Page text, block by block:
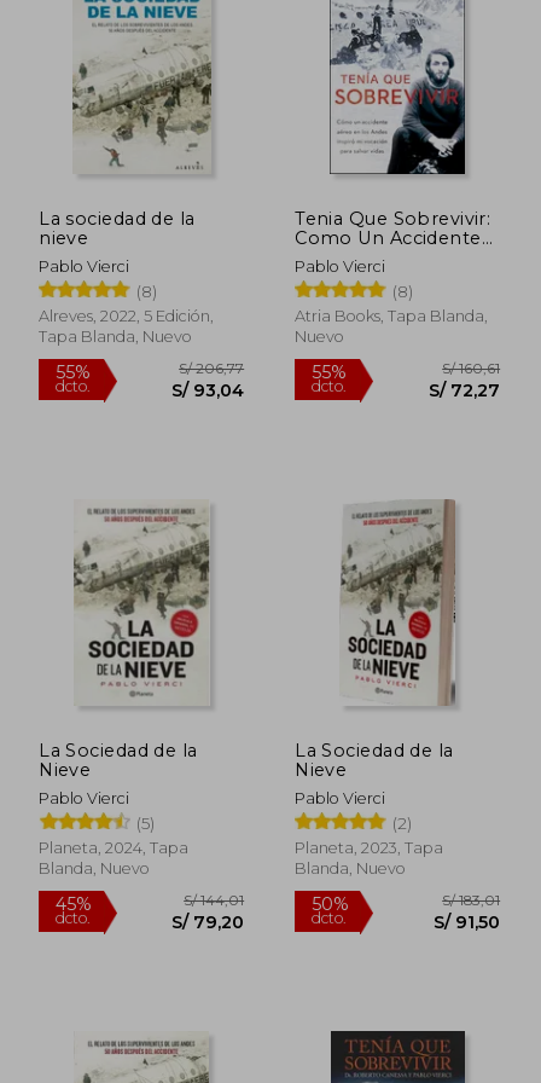
dcto. S/ 45,44 dcto.
La sociedad de la
nieve
Pablo Vierci
(8)
Alreves, 2022, 5 Edición,
Tapa Blanda, Nuevo
55%
dcto.
S/ 206,77
S/ 93,04
Tenia Que Sobrevivir:
Como Un Accidente
Aereo En Los Andes
Inspiro Mi Vocacion
Para Salvar Vidas
(Atria Espanol)
Pablo Vierci
(8)
Atria Books, Tapa Blanda,
Nuevo
55%
dcto.
La Sociedad de la
Nieve
Pablo Vierci
(5)
Planeta, 2024, Tapa
Blanda, Nuevo
La Sociedad de la
Nieve
Pablo Vierci
(2)
Planeta, 2023, Tapa
Blanda, Nuevo